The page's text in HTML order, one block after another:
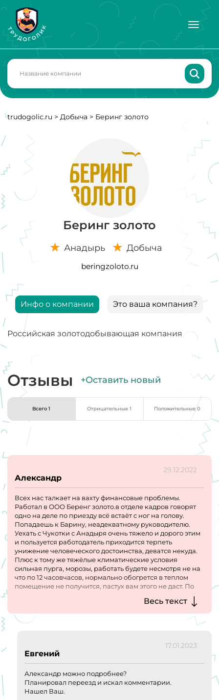
trudogolic.ru > Добыча > Беринг золото
Беринг золото
Анадырь Добыча
beringzoloto.ru
Инфо о компании Это ваша компания?
Российская золотодобывающая компания
Отзывы +Оставить новый
Всего 1 Отрицательные 1 Положительные 0
29.12.2022
Александр
Всех нас талкает на вахту финансовые проблемы.
Работал в ООО Беренг золото.в отделе кадров говорят
одно на деле по приезду всё встаёт с ног на голову.
Попадаешь к Барину, неадекватному руководителю.
Уехать с Чукотки с Анадыря очень тяжело и дорого этим
и пользуется работодатель приходится терпеть
унижение человеческого достоинства, деватся некуда.
Плюс к тому же тяжёлые климатические условия
сильная пурга, морозы, работать будете несмотря не на
что по 12 часовчасов, нормально обогрется в теплом
помещение не получится, пастух вам этого не даст. По
данному работодателю в данный регион, Всех
скептиков котрые сидя на диване дома рассужающих
выпил или накосячил, тот кто хочет испытать свою
Весь текст
17.01.2023
Евгений
Александр можно подробнее?
Планировал переезд и искал комментарии.
Нашел Ваш.